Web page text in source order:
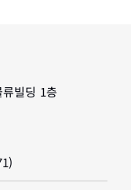
빌딩 1층